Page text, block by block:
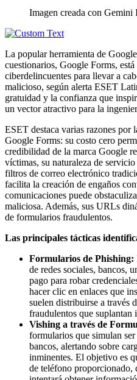
Imagen creada con Gemini
La popular herramienta de
cuestionarios, Google Forms,
ciberdelincuentes para llevar a
malicioso, según alerta ESET
gratuidad y la confianza que
un vector atractivo para la
ESET destaca varias razones por
Google Forms: su costo cero
credibilidad de la marca Google
víctimas, su naturaleza de
filtros de correo electrónico
facilita la creación de engaños
comunicaciones puede
maliciosa. Además, sus URLs
de formularios fraudulentos.
Las principales tácticas
Formularios de Phishing:
de redes sociales, bancos,
pago para robar
hacer clic en enlaces que
suelen distribuirse a través
fraudulentos que suplantan
Vishing a través de
formularios que simulan
bancos, alertando sobre
inminentes. El objetivo es
de teléfono proporcionado,